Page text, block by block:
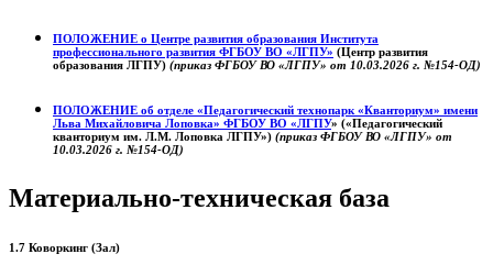
ПОЛОЖЕНИЕ о Центре развития образования Института
профессионального развития ФГБОУ ВО «ЛГПУ» (Центр развития
образования ЛГПУ) (приказ ФГБОУ ВО «ЛГПУ» от 10.03.2026 г. №154-ОД)
ПОЛОЖЕНИЕ об отделе «Педагогический технопарк «Кванториум» имени
Льва Михайловича Лоповка» ФГБОУ ВО «ЛГПУ» («Педагогический
кванториум им. Л.М. Лоповка ЛГПУ») (приказ ФГБОУ ВО «ЛГПУ» от
10.03.2026 г. №154-ОД)
Материально-техническая база
1.7 Коворкинг (Зал)